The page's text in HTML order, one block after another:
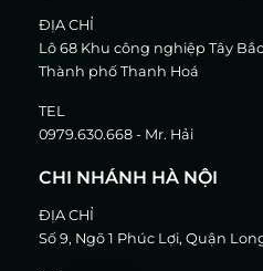
ĐỊA CHỈ
Lô 68 Khu công nghiệp Tây
Thành phố Thanh Hoá
TEL
0979.630.668 - Mr. Hải
CHI NHÁNH HÀ NỘI
ĐỊA CHỈ
Số 9, Ngõ 1 Phúc Lợi, Quận